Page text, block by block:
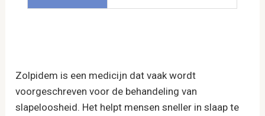
Zolpidem is een medicijn dat vaak wordt
voorgeschreven voor de behandeling van
slapeloosheid. Het helpt mensen sneller in slaap te